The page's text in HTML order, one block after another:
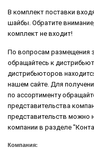
В комплект поставки
шайбы. Обратите
комплект не входит!
По вопросам размещения
обращайтесь к
дистрибьюторов
нашем сайте. Для
по ассортименту
представительства
представительств можно
компании в разделе
Компания: